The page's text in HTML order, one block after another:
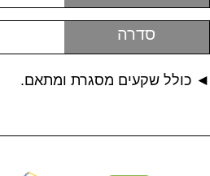
סדרה
◄ כולל שקעים מסגרת ומתאם.